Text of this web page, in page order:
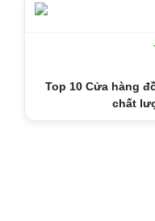
Top 10 Cửa hàng
chất